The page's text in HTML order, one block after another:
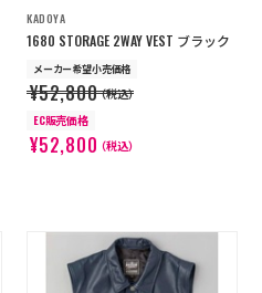
KADOYA
1680 STORAGE 2WAY VEST ブラック
メーカー希望小売価格
¥52,800（税込）
EC販売価格
¥52,800（税込）